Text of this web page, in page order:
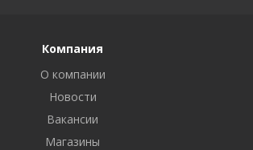
Компания
О компании
Новости
Вакансии
Магазины